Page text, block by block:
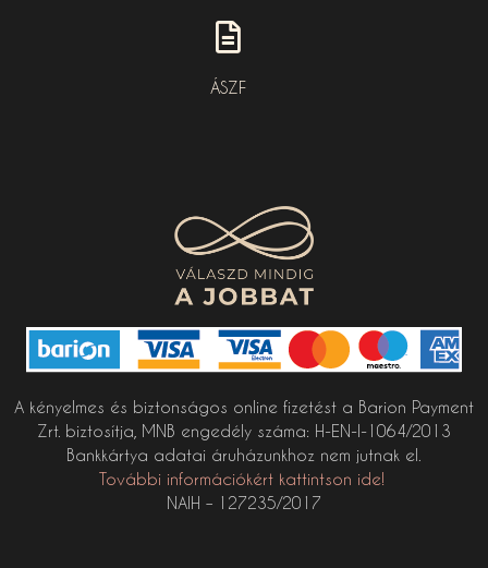
ÁSZF
A kényelmes és biztonságos online fizetést a Barion Payment
Zrt. biztosítja, MNB engedély száma: H-EN-I-1064/2013
Bankkártya adatai áruházunkhoz nem jutnak el.
További információkért kattintson ide!
NAIH – 127235/2017